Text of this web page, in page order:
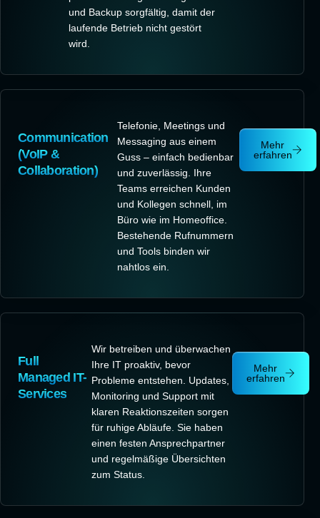
und Backup sorgfältig, damit der
laufende Betrieb nicht gestört
wird.
Communication
(VoIP &
Collaboration)
Telefonie, Meetings und
Messaging aus einem
Guss – einfach bedienbar
und zuverlässig. Ihre
Teams erreichen Kunden
und Kollegen schnell, im
Büro wie im Homeoffice.
Bestehende Rufnummern
und Tools binden wir
nahtlos ein.
Mehr
erfahren
Full
Managed IT-
Services
Wir betreiben und überwachen
Ihre IT proaktiv, bevor
Probleme entstehen. Updates,
Monitoring und Support mit
klaren Reaktionszeiten sorgen
für ruhige Abläufe. Sie haben
einen festen Ansprechpartner
und regelmäßige Übersichten
zum Status.
Mehr
erfahren